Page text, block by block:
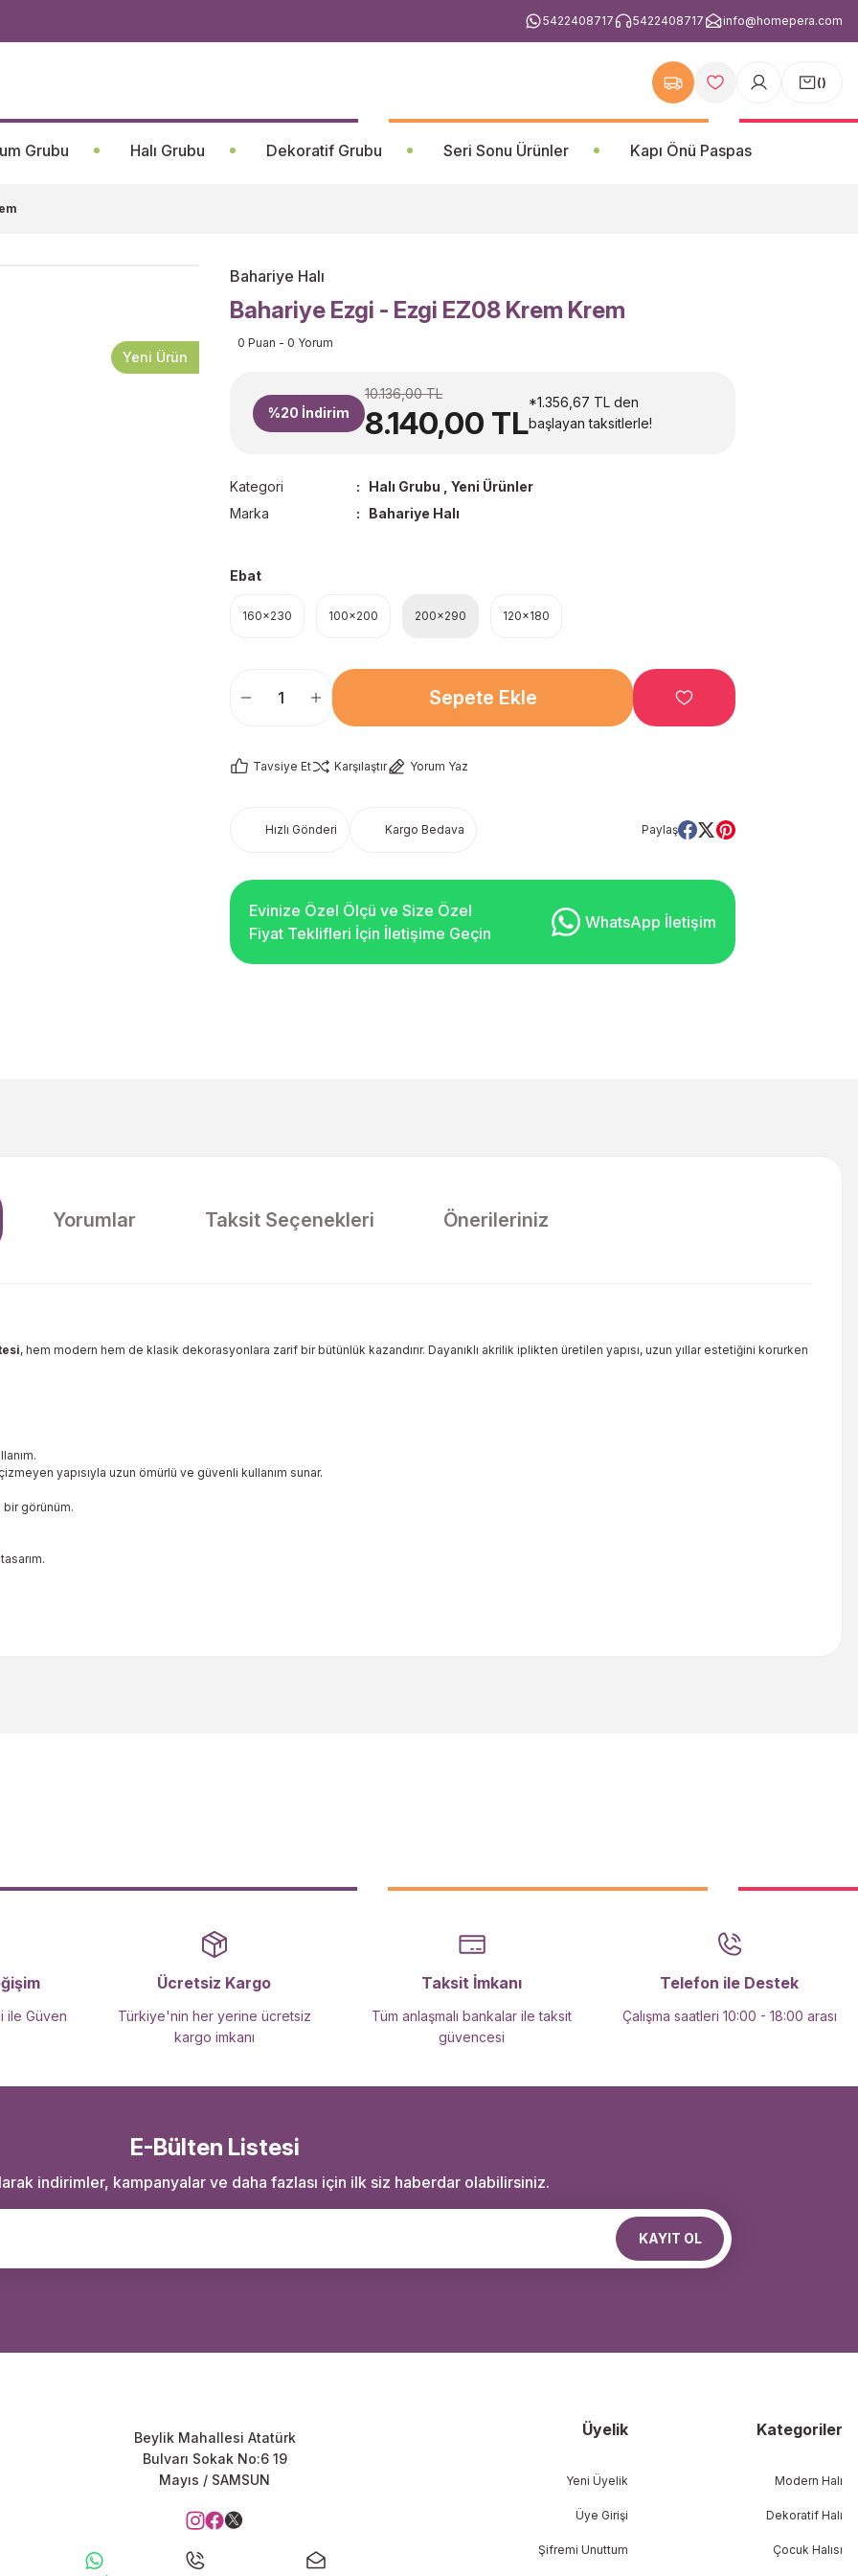
5422408717 5422408717 info@homepera.com
()
Grubu Halı Grubu Dekoratif Grubu Seri Sonu Ürünler Kapı Önü Paspas
Yeni Ürün
Bahariye Halı
Bahariye Ezgi - Ezgi EZ08 Krem Krem
0 Puan - 0 Yorum
%20 İndirim
10.136,00 TL
8.140,00 TL
*1.356,67 TL den
başlayan taksitlerle!
Kategori Halı Grubu
Yeni Ürünler
Marka
Bahariye Halı
Ebat
160x230 100x200 200x290 120x180
Sepete Ekle
Tavsiye Et Karşılaştır Yorum Yaz
Hızlı Gönderi Kargo Bedava Paylaş
Evinize Özel Ölçü ve Size Özel
Fiyat Teklifleri İçin İletişime Geçin
WhatsApp İletişim
Yorumlar Taksit Seçenekleri Önerileriniz
, hem modern hem de klasik dekorasyonlara zarif bir bütünlük kazandırır. Dayanıklı akrilik iplikten üretilen yapısı, uzun yıllar estetiğini korurken
yapısıyla uzun ömürlü ve güvenli kullanım sunar.
görünüm.
Gönder
ile Güven
Ücretsiz Kargo
Türkiye'nin her yerine ücretsiz
kargo imkanı
Taksit İmkanı
Tüm anlaşmalı bankalar ile taksit
güvencesi
Telefon ile Destek
Çalışma saatleri 10:00 - 18:00 arası
E-Bülten Listesi
indirimler, kampanyalar ve daha fazlası için ilk siz haberdar olabilirsiniz.
KAYIT OL
Beylik Mahallesi Atatürk
Bulvarı Sokak No:6 19
Mayıs / SAMSUN
Üyelik
Yeni Üyelik
Üye Girişi
Şifremi Unuttum
Kategoriler
Modern Halı
Dekoratif Halı
Çocuk Halısı